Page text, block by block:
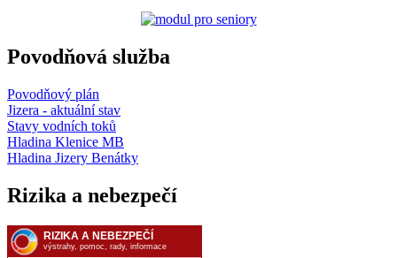
Povodňová služba
Povodňový plán
Jizera - aktuální stav
Stavy vodních toků
Hladina Klenice MB
Hladina Jizery Benátky
Rizika a nebezpečí